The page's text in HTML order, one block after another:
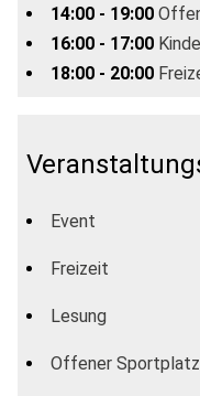
14:00 - 19:00
16:00 - 17:00
18:00 - 20:00
Event
Freizeit
Lesung
Offener Sportplatz